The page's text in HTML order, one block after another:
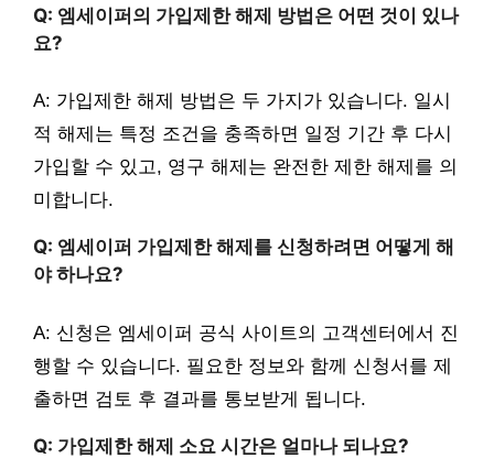
Q: 엠세이퍼의 가입제한 해제 방법은 어떤 것이 있나
요?
A: 가입제한 해제 방법은 두 가지가 있습니다. 일시
적 해제는 특정 조건을 충족하면 일정 기간 후 다시
가입할 수 있고, 영구 해제는 완전한 제한 해제를 의
미합니다.
Q: 엠세이퍼 가입제한 해제를 신청하려면 어떻게 해
야 하나요?
A: 신청은 엠세이퍼 공식 사이트의 고객센터에서 진
행할 수 있습니다. 필요한 정보와 함께 신청서를 제
출하면 검토 후 결과를 통보받게 됩니다.
Q: 가입제한 해제 소요 시간은 얼마나 되나요?